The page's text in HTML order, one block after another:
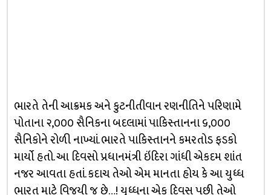
ભારતે તેની આક્રમક અને કુટનીતીવાન રણનીતિને પરિણામે
પોતાના ૨,૦૦૦ સૈનિકના બદલામાં પાકિસ્તાનના ૬,૦૦૦
સૈનિકોને રોળી નાખ્યાં. ભારતે પાકિસ્તાનને કમરતોડ ફડકો
માર્યો હતો. આ દિવસો પ્રધાનમંત્રી ઇંદિરા ગાંધી એકદમ શાંત
નજર આવતા હતાં. કદાચ તેઓ એમ માનતા હોય કે આ યુધ્ધ
ભારત માટે વિજયી જ છે…! યુધ્ધના એક દિવસ પછી તેઓ